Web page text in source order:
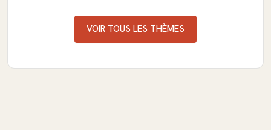
VOIR TOUS LES THÈMES